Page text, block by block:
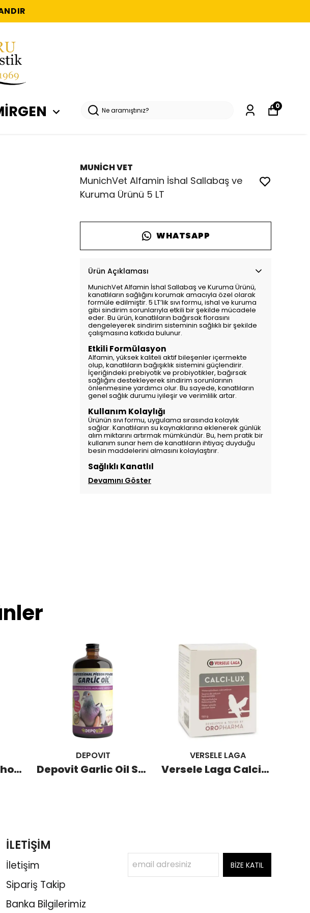
0
MUNİCH VET
MunichVet Alfamin İshal Sallabaş ve
Kuruma Ürünü 5 LT
WHATSAPP
Ürün Açıklaması
MunichVet Alfamin İshal Sallabaş ve Kuruma Ürünü,
kanatlıların sağlığını korumak amacıyla özel olarak
formüle edilmiştir. 5 LT’lik sıvı formu, ishal ve kuruma
gibi sindirim sorunlarıyla etkili bir şekilde mücadele
eder. Bu ürün, kanatlıların bağırsak florasını
dengeleyerek sindirim sisteminin sağlıklı bir şekilde
çalışmasına katkıda bulunur.
Etkili Formülasyon
Alfamin, yüksek kaliteli aktif bileşenler içermekte
olup, kanatlıların bağışıklık sistemini güçlendirir.
İçeriğindeki prebiyotik ve probiyotikler, bağırsak
sağlığını destekleyerek sindirim sorunlarının
önlenmesine yardımcı olur. Bu sayede, kanatlıların
genel sağlık durumu iyileşir ve verimlilik artar.
Kullanım Kolaylığı
Ürünün sıvı formu, uygulama sırasında kolaylık
sağlar. Kanatlıların su kaynaklarına eklenerek günlük
alım miktarını artırmak mümkündür. Bu, hem pratik bir
kullanım sunar hem de kanatlıların ihtiyaç duyduğu
besin maddelerini almasını kolaylaştırır.
Sağlıklı Kanatlıl
Devamını Göster
Meng-Vit Hepachol Plus 500 ML
DEPOVIT
Depovit Garlic Oil Sarımsak Yağı 380 ML
VERSELE LAGA
Versele Laga Calci-Lüx Kalsiyum Desteği 150 GR
İLETİŞİM
İletişim
Sipariş Takip
Banka Bilgilerimiz
BİZE KATIL